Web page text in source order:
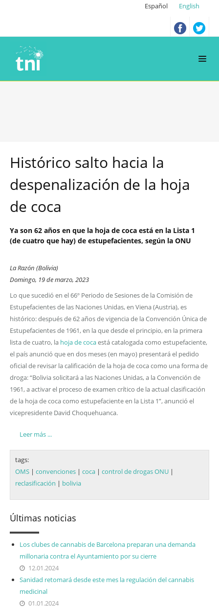
Español English
Histórico salto hacia la
despenalización de la hoja
de coca
Ya son 62 años en que la hoja de coca está en la Lista 1
(de cuatro que hay) de estupefacientes, según la ONU
La Razón (Bolivia)
Domingo, 19 de marzo, 2023
Lo que sucedió en el 66º Periodo de Sesiones de la Comisión de
Estupefacientes de las Naciones Unidas, en Viena (Austria), es
histórico: después de 62 años de vigencia de la Convención Única de
Estupefacientes de 1961, en la que desde el principio, en la primera
lista de cuatro, la hoja de cocaestá catalogada como estupefaciente,
el país anunció que en dos meses (en mayo) presentará el pedido
oficial de revisar la calificación de la hoja de coca como una forma de
droga: “Bolivia solicitará a las Naciones Unidas, a la Convención de
1961, a activar el proceso de examen crítico de la actual clasificación
de la hoja de coca como estupefaciente en la Lista 1”, anunció el
vicepresidente David Choquehuanca.
Leer más ...
tags:
OMS | convenciones | coca | control de drogas ONU |
reclasificación | bolivia
Últimas noticias
Los clubes de cannabis de Barcelona preparan una demanda
millonaria contra el Ayuntamiento por su cierre
12.01.2024
Sanidad retomará desde este mes la regulación del cannabis
medicinal
01.01.2024